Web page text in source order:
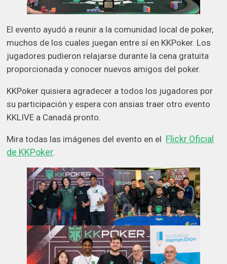
El evento ayudó a reunir a la comunidad local de poker,
muchos de los cuales juegan entre sí en KKPoker. Los
jugadores pudieron relajarse durante la cena gratuita
proporcionada y conocer nuevos amigos del poker.
KKPoker quisiera agradecer a todos los jugadores por
su participación y espera con ansias traer otro evento
KKLIVE a Canadá pronto.
Mira todas las imágenes del evento en el Flickr Oficial
de KKPoker.